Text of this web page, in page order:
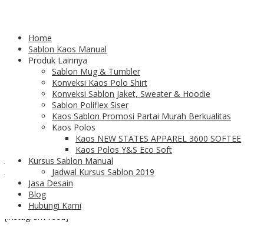
Home
Sablon Kaos Manual
Produk Lainnya
Sablon Mug & Tumbler
Konveksi Kaos Polo Shirt
Konveksi Sablon Jaket, Sweater & Hoodie
Sablon Poliflex Siser
Kaos Sablon Promosi Partai Murah Berkualitas
Kaos Polos
Kaos NEW STATES APPAREL 3600 SOFTEE
Kaos Polos Y&S Eco Soft
Kursus Sablon Manual
Jadwal Kursus Sablon 2019
Jasa Desain
Blog
Hubungi Kami
Hubungi Kami
Email : blonsablon@gmail.com
Phone & Whatsapp :
+62 82116450186 (benno)
Alamat workshop:
Ruko Grand Centro Bintaro
Jalan Raya Kodam Bintaro, RT.5/RW.3, Pesanggrahan, Kota
Jakarta Selatan, Daerah Khusus Ibukota Jakarta 12320
Instagram
[instagram-feed]